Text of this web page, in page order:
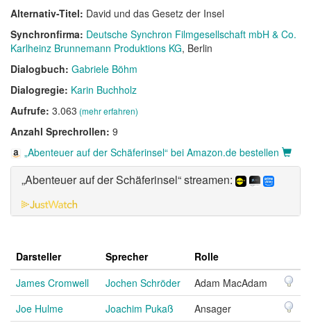
Alternativ-Titel: David und das Gesetz der Insel
Synchronfirma: Deutsche Synchron Filmgesellschaft mbH & Co.
Karlheinz Brunnemann Produktions KG, Berlin
Dialogbuch: Gabriele Böhm
Dialogregie: Karin Buchholz
Aufrufe: 3.063 (mehr erfahren)
Anzahl Sprechrollen: 9
„Abenteuer auf der Schäferinsel“ bei Amazon.de bestellen
„Abenteuer auf der Schäferinsel“ streamen:
Darsteller Sprecher
Rolle
James Cromwell
Jochen Schröder
Adam MacAdam
Joe Hulme
Joachim Pukaß
Ansager